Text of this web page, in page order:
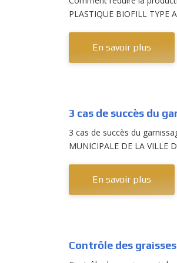
PLASTIQUE BIOFILL
En savoir plus
3 cas de succès du
3 cas de succès du
MUNICIPALE DE LA VILLE
En savoir plus
Contrôle des